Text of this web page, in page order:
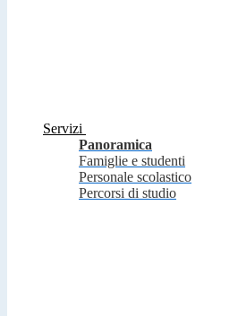
Servizi
Panoramica
Famiglie e studenti
Personale scolastico
Percorsi di studio